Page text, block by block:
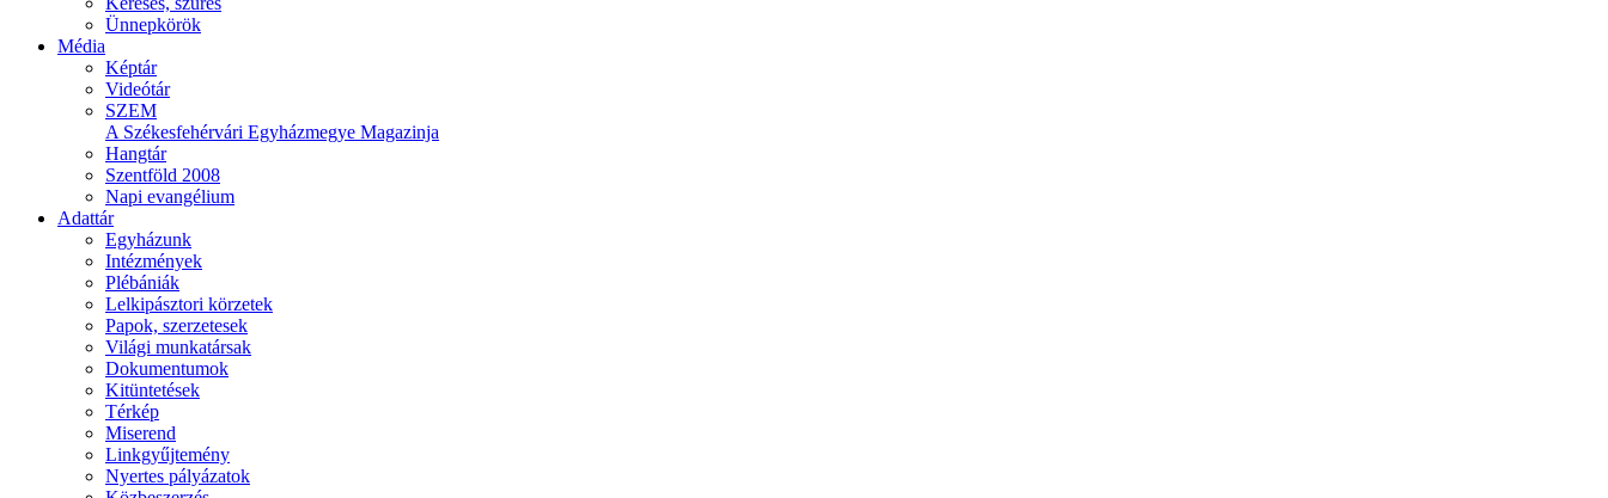
Ünnepkörök
Média
Képtár
Videótár
SZEM
A Székesfehérvári Egyházmegye Magazinja
Hangtár
Szentföld 2008
Napi evangélium
Adattár
Egyházunk
Intézmények
Plébániák
Lelkipásztori körzetek
Papok, szerzetesek
Világi munkatársak
Dokumentumok
Kitüntetések
Térkép
Miserend
Linkgyűjtemény
Nyertes pályázatok